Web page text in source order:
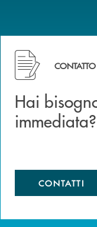
Hai bisogno di
Hai
immediata?
CONTATTI